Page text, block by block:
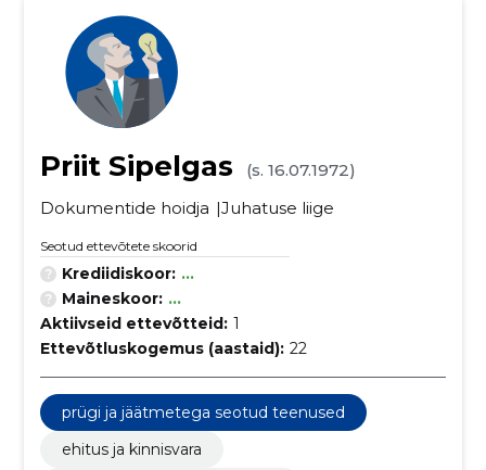
Priit Sipelgas
(s. 16.07.1972)
Dokumentide hoidja
Juhatuse liige
Seotud ettevõtete skoorid
Krediidiskoor: ...
Maineskoor: ...
Aktiivseid ettevõtteid: 1
Ettevõtluskogemus (aastaid): 22
prügi ja jäätmetega seotud teenused
ehitus ja kinnisvara